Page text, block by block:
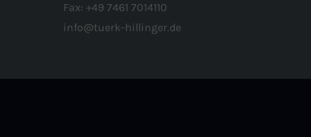
Fax: +49 7461 7014110
info@tuerk-hillinger.de